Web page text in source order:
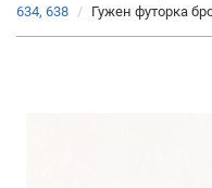
634, 638
Гужен футорка